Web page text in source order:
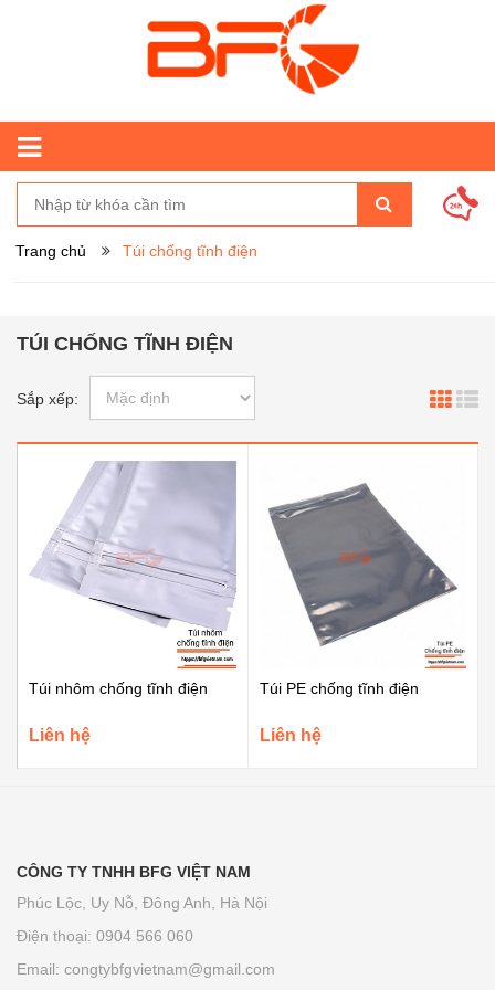
Trang chủ Túi chống tĩnh điện
TÚI CHỐNG TĨNH ĐIỆN
Sắp xếp:
Túi nhôm chống tĩnh điện
Liên hệ
Túi PE chống tĩnh điện
Liên hệ
CÔNG TY TNHH BFG VIỆT NAM
Phúc Lộc, Uy Nỗ, Đông Anh, Hà Nội
Điện thoại: 0904 566 060
Email: congtybfgvietnam@gmail.com